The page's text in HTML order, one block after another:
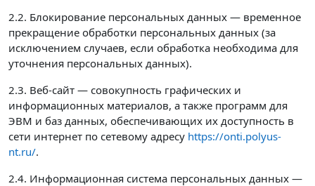
2.2. Блокирование персональных данных — временное
прекращение обработки персональных данных (за
исключением случаев, если обработка необходима для
уточнения персональных данных).
2.3. Веб-сайт — совокупность графических и
информационных материалов, а также программ для
ЭВМ и баз данных, обеспечивающих их доступность в
сети интернет по сетевому адресу https://onti.polyus-
nt.ru/.
2.4. Информационная система персональных данных —